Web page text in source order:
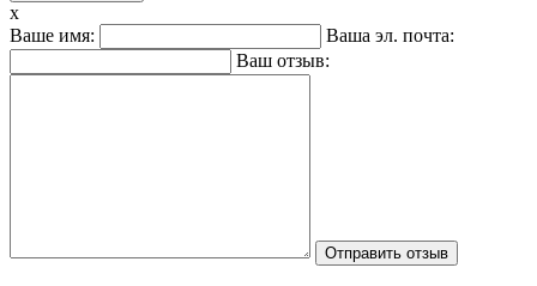
x
Ваше имя:
Ваша эл. почта:
Ваш отзыв: